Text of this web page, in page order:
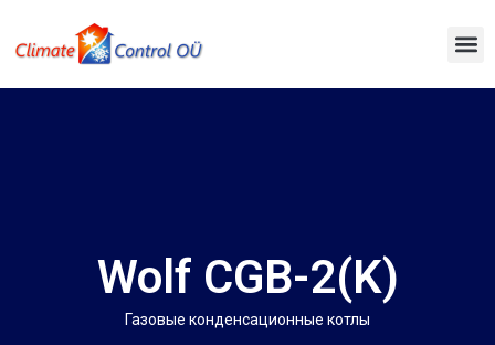
Wolf CGB-2(K)
Газовые конденсационные котлы